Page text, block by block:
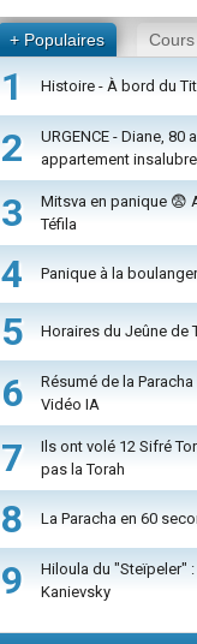
+ Populaires Cours
1 Histoire - À bord du
2
URGENCE - Diane, 80
appartement insalubre
3
Mitsva en panique 😨
Téfila
4 Panique à la
5 Horaires du Jeûne de
6
Résumé de la
Vidéo IA
7
Ils ont volé 12 Sifré
pas la Torah
8 La Paracha en 60
9
Hiloula du "Steïpeler" :
Kanievsky